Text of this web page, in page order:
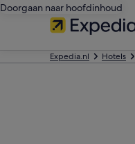
Doorgaan naar hoofdinhoud
Expedia.nl Hotels